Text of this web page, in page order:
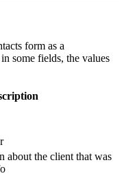
form as a
some fields, the values
about the client that was